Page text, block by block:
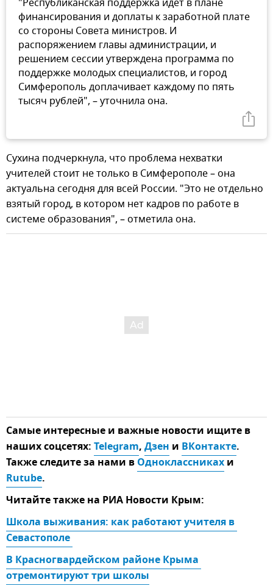
финансирования и доплаты к заработной плате
со стороны Совета министров. И
распоряжением главы администрации, и
решением сессии утверждена программа по
поддержке молодых специалистов, и город
Симферополь доплачивает каждому по пять
тысяч рублей", – уточнила она.
Сухина подчеркнула, что проблема нехватки
учителей стоит не только в Симферополе – она
актуальна сегодня для всей России. "Это не отдельно
взятый город, в котором нет кадров по работе в
системе образования", – отметила она.
Самые интересные и важные новости ищите в
наших соцсетях:Telegram,Дзен и ВКонтакте.
Также следите за нами вОдноклассникахи
Rutube.
Читайте также на РИА Новости Крым:
Школа выживания: как работают учителя в
Севастополе
В Красногвардейском районе Крыма
отремонтируют три школы